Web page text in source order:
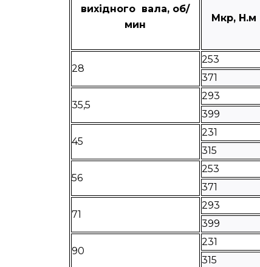
вихідного вала, об/
мин
Мкр, Н.м
28
253
371
35,5
293
399
45
231
315
56
253
371
71
293
399
90
231
315